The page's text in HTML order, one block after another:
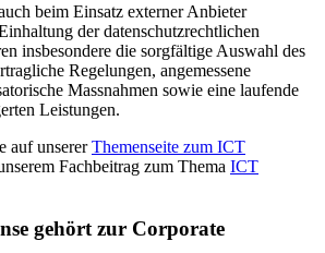
beim Einsatz externer Anbieter
der datenschutzrechtlichen
insbesondere die sorgfältige Auswahl des
Regelungen, angemessene
Massnahmen sowie eine laufende
Leistungen.
auf unsererThemenseite zum ICT
Fachbeitrag zum Thema ICT
gehört zur Corporate